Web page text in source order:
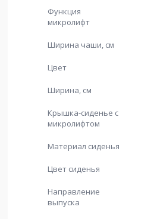
Функция
микролифт
Ширина чаши, см
Цвет
Ширина, см
Крышка-сиденье с
микролифтом
Материал сиденья
Цвет сиденья
Направление
выпуска